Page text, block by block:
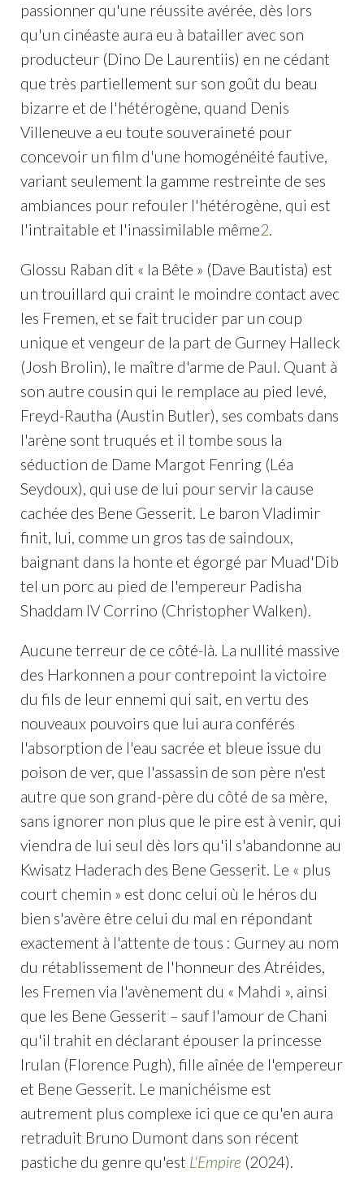
passionner qu'une réussite avérée, dès lors
qu'un cinéaste aura eu à batailler avec son
producteur (Dino De Laurentiis) en ne cédant
que très partiellement sur son goût du beau
bizarre et de l'hétérogène, quand Denis
Villeneuve a eu toute souveraineté pour
concevoir un film d'une homogénéité fautive,
variant seulement la gamme restreinte de ses
ambiances pour refouler l'hétérogène, qui est
l'intraitable et l'inassimilable même2.
Glossu Raban dit « la Bête » (Dave Bautista) est
un trouillard qui craint le moindre contact avec
les Fremen, et se fait trucider par un coup
unique et vengeur de la part de Gurney Halleck
(Josh Brolin), le maître d'arme de Paul. Quant à
son autre cousin qui le remplace au pied levé,
Freyd-Rautha (Austin Butler), ses combats dans
l'arène sont truqués et il tombe sous la
séduction de Dame Margot Fenring (Léa
Seydoux), qui use de lui pour servir la cause
cachée des Bene Gesserit. Le baron Vladimir
finit, lui, comme un gros tas de saindoux,
baignant dans la honte et égorgé par Muad'Dib
tel un porc au pied de l'empereur Padisha
Shaddam IV Corrino (Christopher Walken).
Aucune terreur de ce côté-là. La nullité massive
des Harkonnen a pour contrepoint la victoire
du fils de leur ennemi qui sait, en vertu des
nouveaux pouvoirs que lui aura conférés
l'absorption de l'eau sacrée et bleue issue du
poison de ver, que l'assassin de son père n'est
autre que son grand-père du côté de sa mère,
sans ignorer non plus que le pire est à venir, qui
viendra de lui seul dès lors qu'il s'abandonne au
Kwisatz Haderach des Bene Gesserit. Le « plus
court chemin » est donc celui où le héros du
bien s'avère être celui du mal en répondant
exactement à l'attente de tous : Gurney au nom
du rétablissement de l'honneur des Atréides,
les Fremen via l'avènement du « Mahdi », ainsi
que les Bene Gesserit – sauf l'amour de Chani
qu'il trahit en déclarant épouser la princesse
Irulan (Florence Pugh), fille aînée de l'empereur
et Bene Gesserit. Le manichéisme est
autrement plus complexe ici que ce qu'en aura
retraduit Bruno Dumont dans son récent
pastiche du genre qu'est L'Empire (2024).